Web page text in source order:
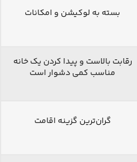
بسته به لوکیشن و امکانات
رقابت بالاست و پیدا کردن یک خانه
مناسب کمی دشوار است
گران‌ترین گزینه اقامت